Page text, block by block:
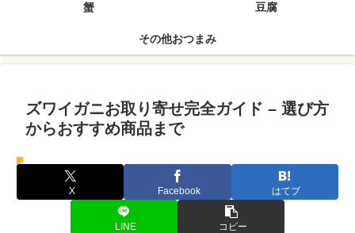
蟹 豆腐
その他おつまみ
ズワイガニお取り寄せ完全ガイド – 選び方
からおすすめ商品まで
蟹
X Facebook はてブ
LINE コピー